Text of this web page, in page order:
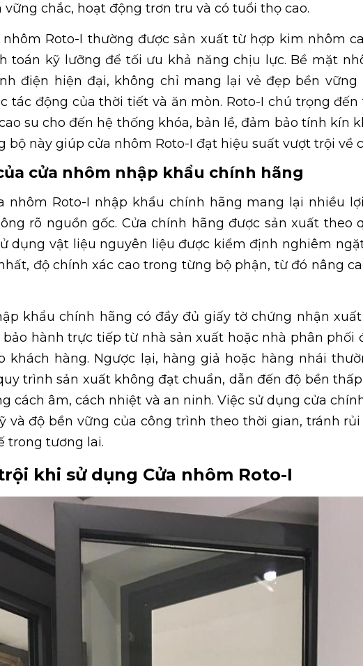
chắc, hoạt động trơn tru và có tuổi thọ cao.
Roto-I thường được sản xuất từ hợp kim nhôm
toán kỹ lưỡng để tối ưu khả năng chịu lực. Bề mặt
điện hiện đại, không chỉ mang lại vẻ đẹp bền vững
tác động của thời tiết và ăn mòn. Roto-I chú trọng
su cho đến hệ thống khóa, bản lề, đảm bảo tính kín
bộ này giúp cửa nhôm Roto-I đạt hiệu suất vượt trội về
cửa nhôm nhập khẩu chính hãng
nhôm Roto-I nhập khẩu chính hãng mang lại nhiều
rõ nguồn gốc. Cửa chính hãng được sản xuất theo
dụng vật liệu nguyên liệu được kiểm định nghiêm
độ chính xác cao trong từng bộ phận, từ đó nâng
khẩu chính hãng có đầy đủ giấy tờ chứng nhận xuất
bảo hành trực tiếp từ nhà sản xuất hoặc nhà phân phối
khách hàng. Ngược lại, hàng giả hoặc hàng nhái
trình sản xuất không đạt chuẩn, dẫn đến độ bền
cách âm, cách nhiệt và an ninh. Việc sử dụng cửa
và độ bền vững của công trình theo thời gian, tránh
trong tương lai.
khi sử dụng Cửa nhôm Roto-I